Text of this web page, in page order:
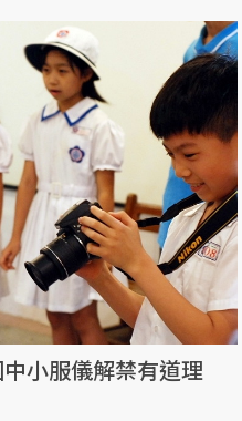
小服儀解禁有道理